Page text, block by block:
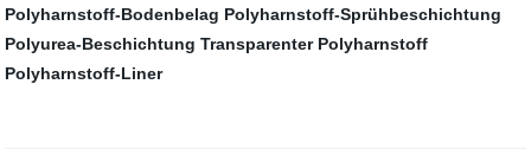
Polyharnstoff-Bodenbelag Polyharnstoff-Sprühbeschichtung
Polyurea-Beschichtung Transparenter Polyharnstoff
Polyharnstoff-Liner